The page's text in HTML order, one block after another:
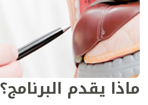
ماذا يقدم البرنامج؟